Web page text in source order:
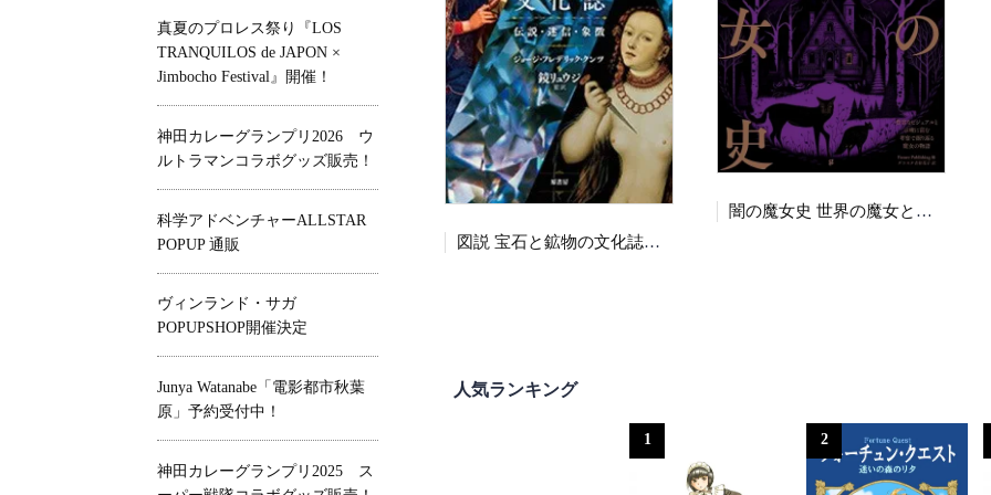
図説 宝石と鉱物の文化誌 伝説・迷信・象徴 （新装版）
闇の魔女史 世界の魔女と魔女裁判の全貌
人気ランキング
1 2
真夏のプロレス祭り『LOS
TRANQUILOS de JAPON ×
Jimbocho Festival』開催！
神田カレーグランプリ2026 ウ
ルトラマンコラボグッズ販売！
科学アドベンチャーALLSTAR
POPUP 通販
ヴィンランド・サガ
POPUPSHOP開催決定
Junya Watanabe「電影都市秋葉
原」予約受付中！
神田カレーグランプリ2025 ス